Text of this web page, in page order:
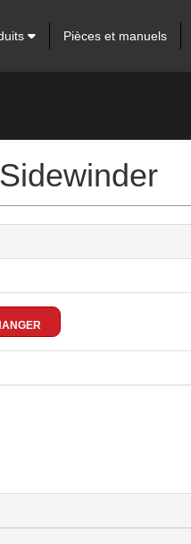
Pièces et manuels